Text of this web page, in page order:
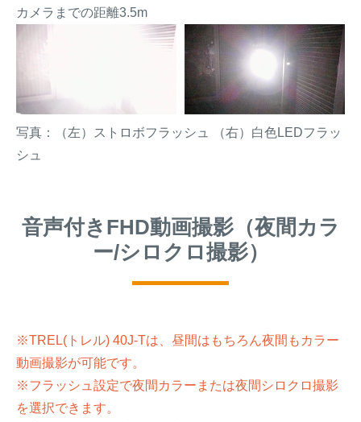
カメラまでの距離3.5m
写真：（左）ストロボフラッシュ （右）白色LEDフラッ
シュ
音声付きFHD動画撮影（夜間カラ
ー/シロクロ撮影）
※TREL(トレル) 40J-Tは、昼間はもちろん夜間もカラー
動画撮影が可能です。
※フラッシュ設定で夜間カラーまたは夜間シロクロ撮影
を選択できます。